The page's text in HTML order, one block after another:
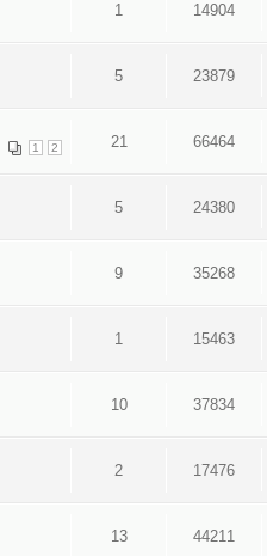
1 14904
5 23879
1 2 21 66464
5 24380
9 35268
1 15463
10 37834
2 17476
13 44211